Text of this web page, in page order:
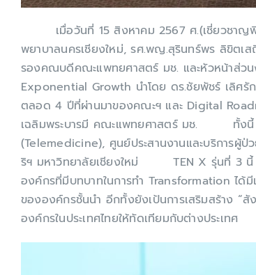
เมื่อวันที่ 15 สิงหาคม 2567 ศ.(เชี่ยวชาญพิเ
พยาบาลนครเชียงใหม่, รศ.พญ.สุรินทร์พร ลิขิ
รองคณบดีคณะแพทยศาสตร์ มช. และหัวหน้าส่ว
Exponential Growth นำโดย ดร.ชัยพัชร์ เลิศรั
ตลอด 4 ปีที่ผ่านมาของคณะฯ และ Digital
เฉลิมพระบารมี คณะแพทยศาสตร์ มช. ทั้งนี้ คณ
(Telemedicine), ศูนย์ประสานงานและบริการผู้ป่
ริฯ มหาวิทยาลัยเชียงใหม่ TEN X รุ่นที่ 3 นี้ เกิ
องค์กรที่มีบทบาทในการทำ Transformation ได้มี
ขององค์กรชั้นนำ อีกทั้งยังเป้นการเสริมสร้าง “สั
องค์กรในประเทศไทยให้ทัดเทียมกับต่างประเทศ